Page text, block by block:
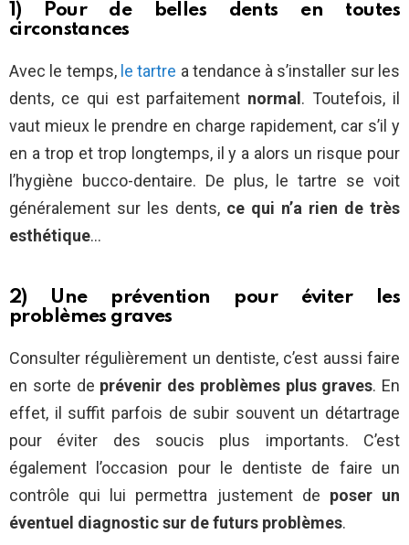
1) Pour de belles dents en toutes
circonstances
Avec le temps, le tartre a tendance à s’installer sur les
dents, ce qui est parfaitement normal . Toutefois, il
vaut mieux le prendre en charge rapidement, car s’il y
en a trop et trop longtemps, il y a alors un risque pour
l’hygiène bucco-dentaire. De plus, le tartre se voit
généralement sur les dents, ce qui n’a rien de très
esthétique…
2) Une prévention pour éviter les
problèmes graves
Consulter régulièrement un dentiste, c’est aussi faire
en sorte de prévenir des problèmes plus graves. En
effet, il suffit parfois de subir souvent un détartrage
pour éviter des soucis plus importants. C’est
également l’occasion pour le dentiste de faire un
contrôle qui lui permettra justement de poser un
éventuel diagnostic sur de futurs problèmes.